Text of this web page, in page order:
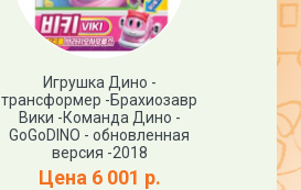
Игрушка Дино -
трансформер -Брахиозавр
Вики -Команда Дино -
GoGoDINO - обновленная
версия -2018
Цена 6 001 р.
Пинг -Пин
Дино
Цена